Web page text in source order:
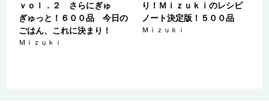
ｖｏｌ．２ さらにぎゅ
ぎゅっと！６００品 今日の
ごはん、これに決まり！
Ｍｉｚｕｋｉ
り！Ｍｉｚｕｋｉのレシピ
ノート決定版！５００品
Ｍｉｚｕｋｉ